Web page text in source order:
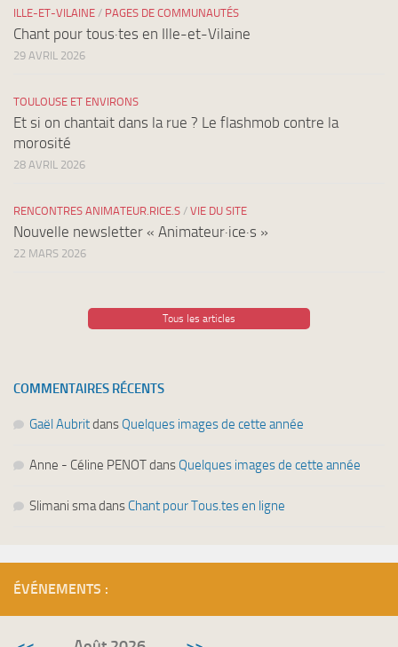
ILLE-ET-VILAINE / PAGES DE COMMUNAUTÉS
Chant pour tous·tes en Ille-et-Vilaine
29 AVRIL 2026
TOULOUSE ET ENVIRONS
Et si on chantait dans la rue ? Le flashmob contre la
morosité
28 AVRIL 2026
RENCONTRES ANIMATEUR.RICE.S / VIE DU SITE
Nouvelle newsletter « Animateur·ice·s »
22 MARS 2026
Tous les articles
COMMENTAIRES RÉCENTS
Gaël Aubritdans Quelques images de cette année
Anne - Céline PENOTdans Quelques images de cette année
Slimani smadans Chant pour Tous.tes en ligne
ÉVÉNEMENTS :